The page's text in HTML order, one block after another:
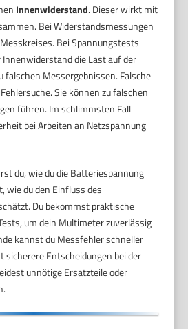
Innenwiderstand. Dieser wirkt mit
Bei Widerstandsmessungen
Bei Spannungstests
die Last auf der
falschen Messergebnissen. Falsche
Sie können zu falschen
führen. Im schlimmsten Fall
bei Arbeiten an Netzspannung
du, wie du die Batteriespannung
wie du den Einfluss des
Du bekommst praktische
um dein Multimeter zuverlässig
kannst du Messfehler schneller
sicherere Entscheidungen bei der
unnötige Ersatzteile oder